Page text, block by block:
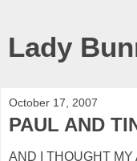
Lady
October 17, 2007
PAUL AND
AND I THOUGHT MY